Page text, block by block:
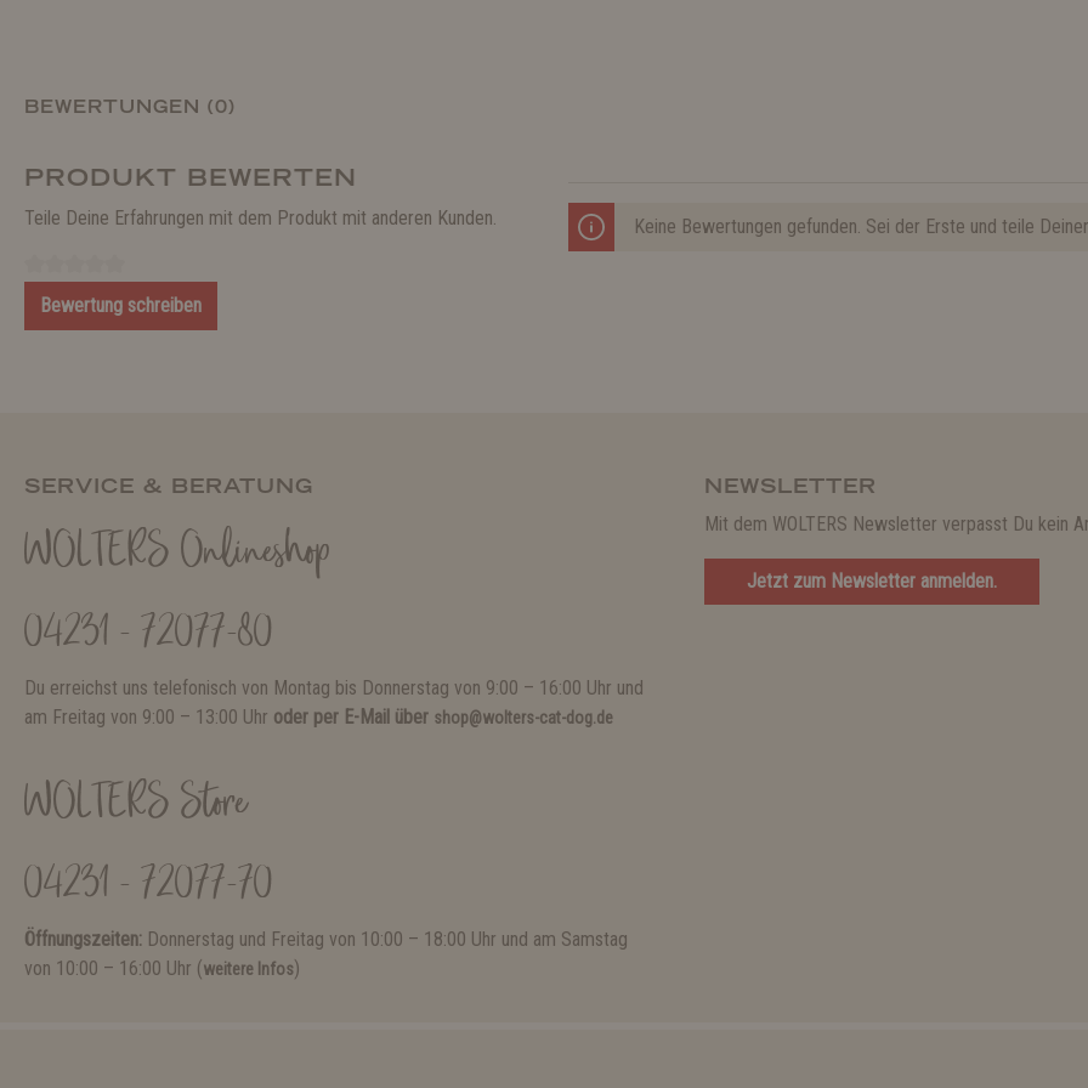
BEWERTUNGEN (0)
PRODUKT BEWERTEN
Teile Deine Erfahrungen mit dem Produkt mit anderen Kunden.
Bewertung schreiben
Keine Bewertungen gefunden. Sei der Erste und teile
SERVICE & BERATUNG
WOLTERS Onlineshop
04231 - 72077-80
Du erreichst uns telefonisch von Montag bis Donnerstag von 9:00 – 16:00 Uhr und
am Freitag von 9:00 – 13:00 Uhr oder per E-Mail über shop@wolters-cat-dog.de
WOLTERS Store
04231 - 72077-70
Öffnungszeiten: Donnerstag und Freitag von 10:00 – 18:00 Uhr und am Samstag
von 10:00 – 16:00 Uhr (weitere Infos)
NEWSLETTER
Mit dem WOLTERS Newsletter verpasst Du kein
Jetzt zum Newsletter anmelden.